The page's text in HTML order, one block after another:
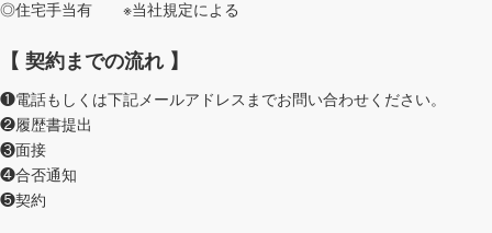
◎住宅手当有 ※当社規定による
【 契約までの流れ 】
❶電話もしくは下記メールアドレスまでお問い合わせください。
❷履歴書提出
❸面接
❹合否通知
❺契約